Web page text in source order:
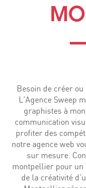
Besoin de créer
L’Agence Sweep
graphistes à
communication
profiter des
notre agence web
sur mesure.
montpellier pour un
de la créativité